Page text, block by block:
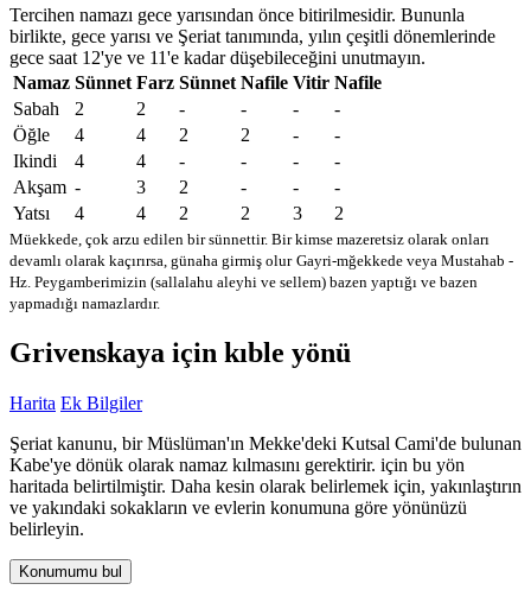
Tercihen namazı gece yarısından önce bitirilmesidir. Bununla
birlikte, gece yarısı ve Şeriat tanımında, yılın çeşitli dönemlerinde
gece saat 12'ye ve 11'e kadar düşebileceğini unutmayın.
Namaz Sünnet Farz Sünnet Nafile Vitir Nafile
Sabah
2 2 - - -
-
Öğle
4 4 2 2 -
-
Ikindi
4 4 - - -
-
Akşam - 3 2 - -
-
Yatsı
4 4 2 2 3 2
Müekkede, çok arzu edilen bir sünnettir. Bir kimse mazeretsiz olarak onları
devamlı olarak kaçırırsa, günaha girmiş olur Gayri-mğekkede veya Mustahab -
Hz. Peygamberimizin (sallalahu aleyhi ve sellem) bazen yaptığı ve bazen
yapmadığı namazlardır.
Grivenskaya için kıble yönü
Harita Ek Bilgiler
Şeriat kanunu, bir Müslüman'ın Mekke'deki Kutsal Cami'de bulunan
Kabe'ye dönük olarak namaz kılmasını gerektirir. için bu yön
haritada belirtilmiştir. Daha kesin olarak belirlemek için, yakınlaştırın
ve yakındaki sokakların ve evlerin konumuna göre yönünüzü
belirleyin.
Konumumu bul